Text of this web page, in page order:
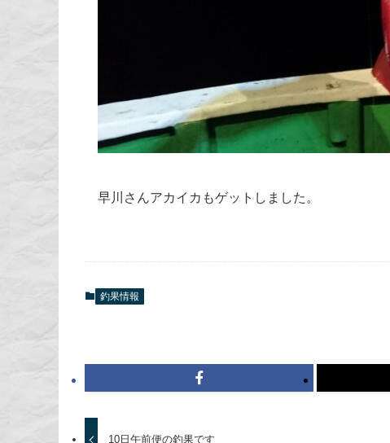
早川さんアカイカもゲットしました。
釣果情報
10日午前便の釣果です